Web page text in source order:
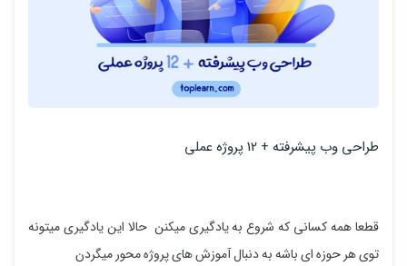
طراحی وب پیشرفته + 12 پروژه عملی
قطعا همه کسانی که شروع به یادگیری میکنن حالا این یادگیری میتونه
توی هر حوزه ای باشه به دنبال آموزش های پروژه محور میگردن